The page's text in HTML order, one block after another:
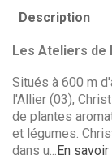
Description
Les Ateliers de
Situés à 600 m
l'Allier (03),
de plantes
et légumes.
dans u...En